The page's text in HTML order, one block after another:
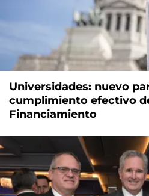
Universidades: nuevo
cumplimiento efectivo
Financiamiento